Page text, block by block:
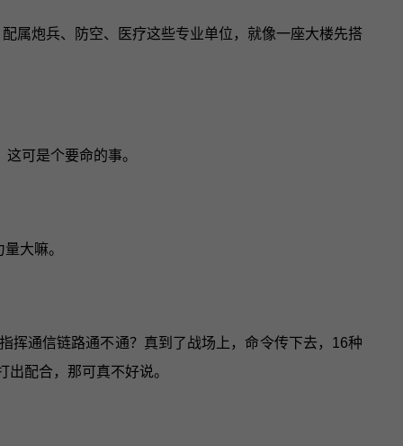
属炮兵、防空、医疗这些专业单位，就像一座大楼先搭
可是个要命的事。
大嘛。
通信链路通不通？真到了战场上，命令传下去，16种
配合，那可真不好说。